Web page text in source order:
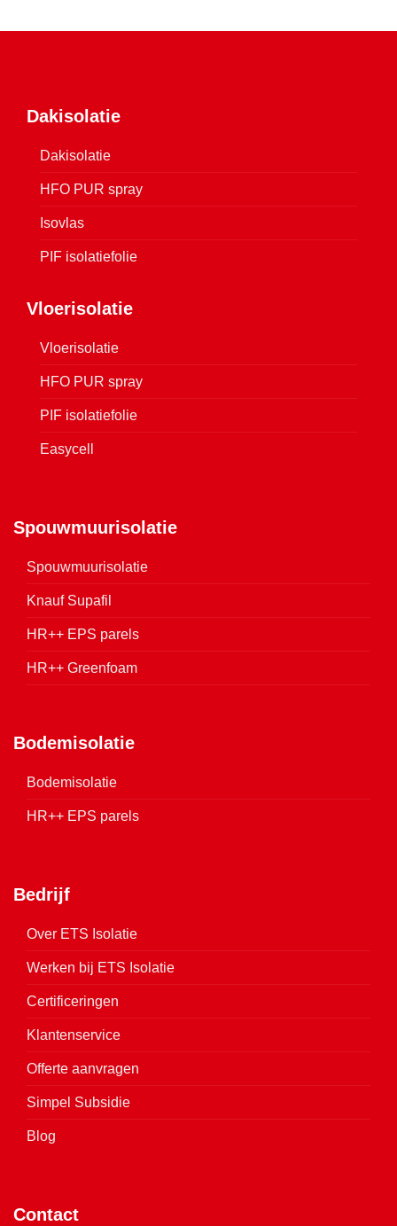
Dakisolatie
Dakisolatie
HFO PUR spray
Isovlas
PIF isolatiefolie
Vloerisolatie
Vloerisolatie
HFO PUR spray
PIF isolatiefolie
Easycell
Spouwmuurisolatie
Spouwmuurisolatie
Knauf Supafil
HR++ EPS parels
HR++ Greenfoam
Bodemisolatie
Bodemisolatie
HR++ EPS parels
Bedrijf
Over ETS Isolatie
Werken bij ETS Isolatie
Certificeringen
Klantenservice
Offerte aanvragen
Simpel Subsidie
Blog
Contact